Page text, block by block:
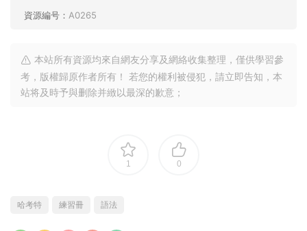
資源編号： A0265
本站所有資源均來自網友分享及網絡收集整理，僅供學習參
考，版權歸原作者所有！ 若您的權利被侵犯，請立即告知，本
站将及時予與删除并緻以最深的歉意；
1 0
哈考特 練習冊 語法